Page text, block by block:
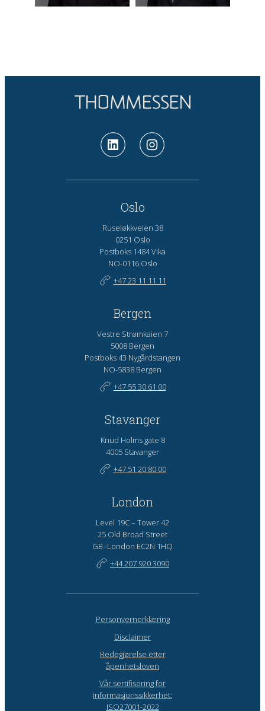
Oslo
Ruseløkkveien 38
0251 Oslo
Postboks 1484 Vika
NO-0116 Oslo
+47 23 11 11 11
Bergen
Vestre Strømkaien 7
5008 Bergen
Postboks 43 Nygårdstangen
NO-5838 Bergen
+47 55 30 61 00
Stavanger
Knud Holms gate 8
4005 Stavanger
+47 51 20 80 00
London
Level 19C – Tower 42
25 Old Broad Street
GB–London EC2N 1HQ
+44 207 920 3090
Personvernerklæring
Disclaimer
Redegjørelse etter
åpenhetsloven
Vår sertifisering for
informasjonssikkerhet:
ISO27001-2022